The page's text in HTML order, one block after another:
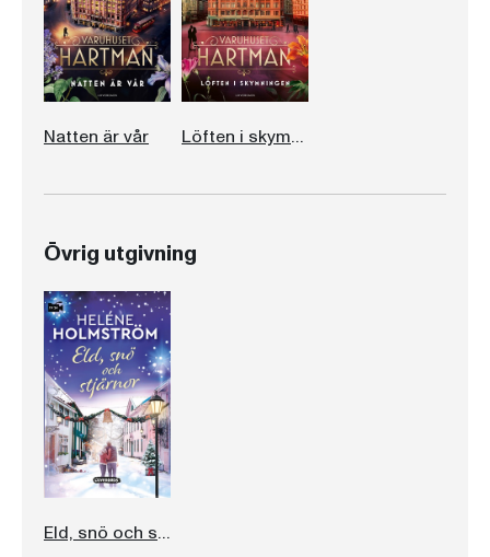
Natten är vår Löften i skymningen
Övrig utgivning
Eld, snö och stjärnor